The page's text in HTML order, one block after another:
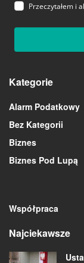
Przeczytałem i
Kategorie
Alarm Podatkowy
Bez Kategorii
Biznes
Biznes Pod Lupą
Współpraca
Najciekawsze